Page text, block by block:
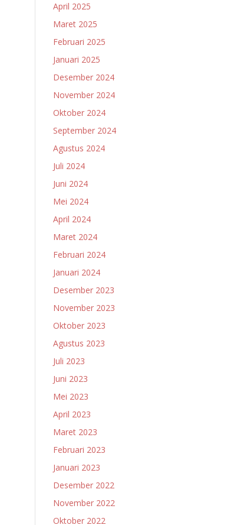
April 2025
Maret 2025
Februari 2025
Januari 2025
Desember 2024
November 2024
Oktober 2024
September 2024
Agustus 2024
Juli 2024
Juni 2024
Mei 2024
April 2024
Maret 2024
Februari 2024
Januari 2024
Desember 2023
November 2023
Oktober 2023
Agustus 2023
Juli 2023
Juni 2023
Mei 2023
April 2023
Maret 2023
Februari 2023
Januari 2023
Desember 2022
November 2022
Oktober 2022